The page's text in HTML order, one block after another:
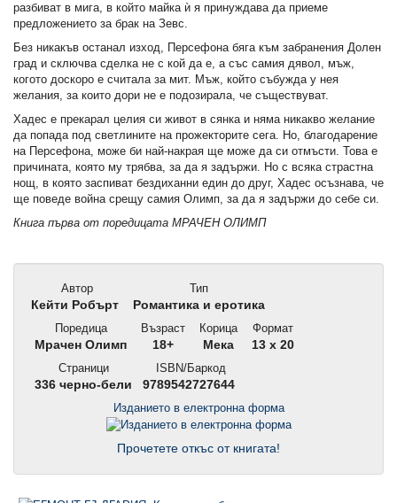
разбиват в мига, в който майка ѝ я принуждава да приеме
предложението за брак на Зевс.
Без никакъв останал изход, Персефона бяга към забранения Долен
град и сключва сделка не с кой да е, а със самия дявол, мъж,
когото доскоро е считала за мит. Мъж, който събужда у нея
желания, за които дори не е подозирала, че съществуват.
Хадес е прекарал целия си живот в сянка и няма никакво желание
да попада под светлините на прожекторите сега. Но, благодарение
на Персефона, може би най-накрая ще може да си отмъсти. Това е
причината, която му трябва, за да я задържи. Но с всяка страстна
нощ, в която заспиват бездиханни един до друг, Хадес осъзнава, че
ще поведе война срещу самия Олимп, за да я задържи до себе си.
Книга първа от поредицата МРАЧЕН ОЛИМП
Автор
Кейти Робърт
Тип
Романтика и еротика
Поредица
Мрачен Олимп
Възраст
18+
Корица
Мека
Формат
13 x 20
Страници
336 черно-бели
ISBN/Баркод
9789542727644
Изданието в електронна форма
Прочетете откъс от книгата!